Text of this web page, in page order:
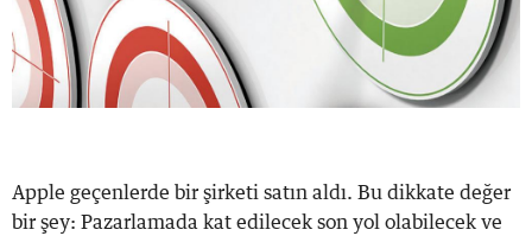
Apple geçenlerde bir şirketi satın aldı. Bu dikkate değer
bir şey: Pazarlamada kat edilecek son yol olabilecek ve